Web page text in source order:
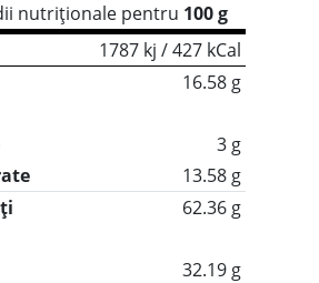
nutriționale pentru 100 g
1787 kj / 427 kCal
16.58 g
3 g
13.58 g
62.36 g
32.19 g